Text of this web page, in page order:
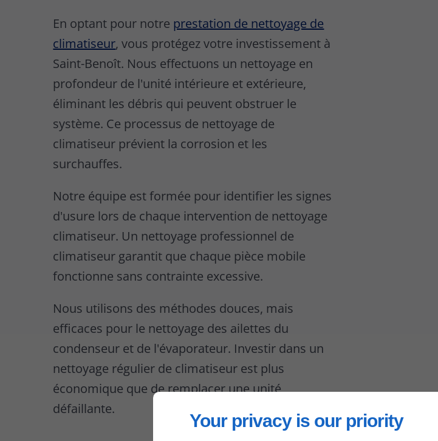
Your privacy is our priority
En optant pour notre prestation de nettoyage de
climatiseur, vous protégez votre investissement à
Saint-Benoît. Nous effectuons un nettoyage en
profondeur de l'unité intérieure et extérieure,
éliminant les débris qui peuvent obstruer le
système. Ce processus de nettoyage de
climatiseur prévient la corrosion et les
surchauffes.
Notre équipe est formée pour identifier les signes
d'usure lors de chaque intervention de nettoyage
climatiseur. Un nettoyage professionnel de
climatiseur garantit que chaque pièce mobile
fonctionne sans contrainte excessive.
Nous utilisons des méthodes douces, mais
efficaces pour le nettoyage des ailettes du
condenseur et de l'évaporateur. Investir dans un
nettoyage régulier de climatiseur est plus
économique que de remplacer une unité
défaillante.